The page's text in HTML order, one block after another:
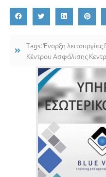
Tags:Έναρξη
Κέντρου Ασφάλισης